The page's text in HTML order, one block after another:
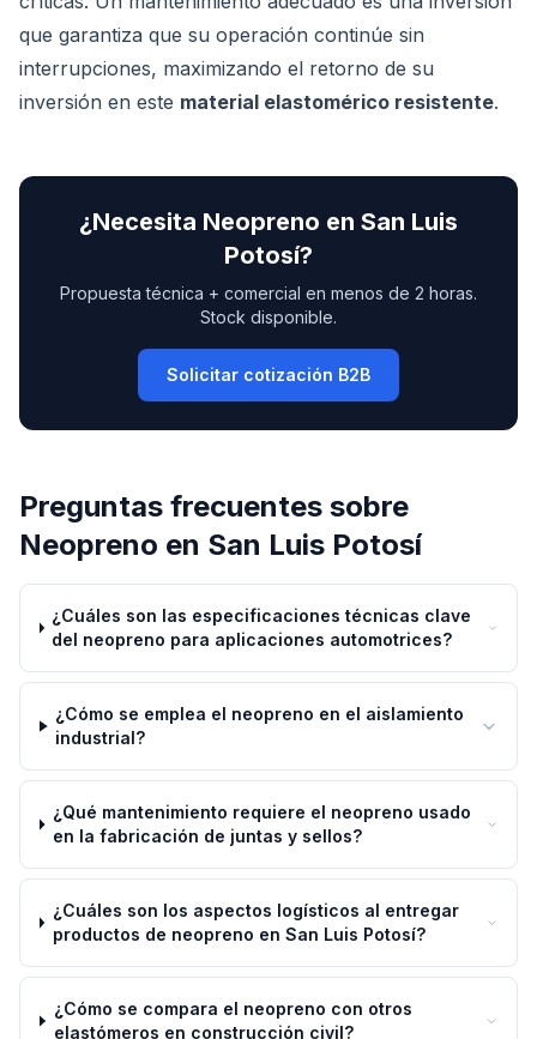
que garantiza que su operación continúe sin
interrupciones, maximizando el retorno de su
inversión en este material elastomérico resistente.
¿Necesita Neopreno en San Luis
Potosí?
Propuesta técnica + comercial en menos de 2 horas.
Stock disponible.
Solicitar cotización B2B
Preguntas frecuentes sobre
Neopreno en San Luis Potosí
¿Cuáles son las especificaciones técnicas clave
del neopreno para aplicaciones automotrices?
¿Cómo se emplea el neopreno en el aislamiento
industrial?
¿Qué mantenimiento requiere el neopreno usado
en la fabricación de juntas y sellos?
¿Cuáles son los aspectos logísticos al entregar
productos de neopreno en San Luis Potosí?
¿Cómo se compara el neopreno con otros
elastómeros en construcción civil?